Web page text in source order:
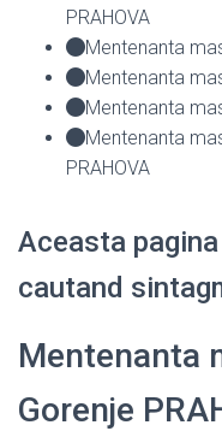
PRAHOVA
Mentenanta
Mentenanta
Mentenanta
Mentenanta
PRAHOVA
Aceasta
cautand
Mentenanta
Gorenje